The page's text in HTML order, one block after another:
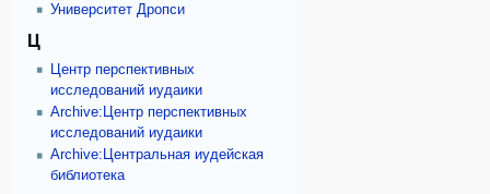
Университет Дропси
Ц
Центр перспективных
исследований иудаики
Archive:Центр перспективных
исследований иудаики
Archive:Центральная иудейская
библиотека